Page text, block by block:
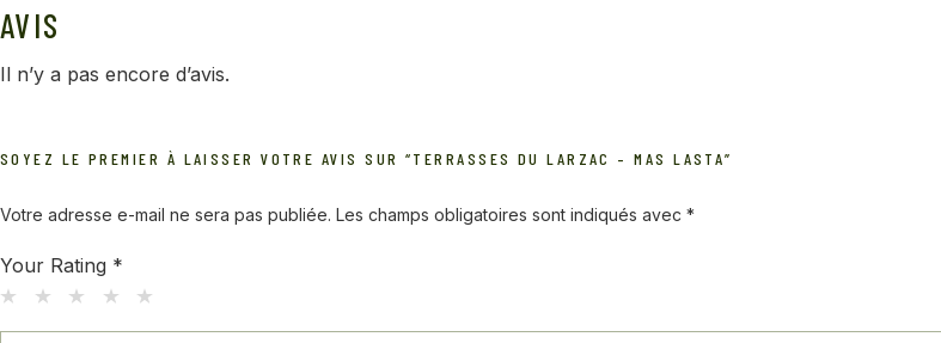
AVIS
Il n’y a pas encore d’avis.
SOYEZ LE PREMIER À LAISSER VOTRE AVIS SUR “TERRASSES DU LARZAC – MAS LASTA”
Votre adresse e-mail ne sera pas publiée. Les champs obligatoires sont indiqués avec *
Your Rating *